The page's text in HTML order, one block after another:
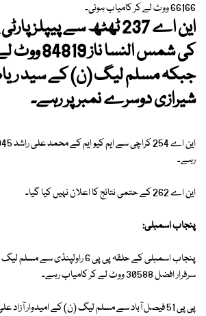
66166 ووٹ لے کر کامیاب ہوئی۔
این اے 237 ٹھٹھ سے پیپلز
کی شمس النسا
جبکہ مسلم لیگ (ن) کے سید
شیرازی دوسرے نمبر پر رہے۔
رہے۔
این اے 262 کے حتمی نتائج کا اعلان نہیں کیا گیا۔
پنجاب اسمبلی:
پنجاب اسمبلی کے حلقہ پی پی 6
سرفرار افضل 30588 ووٹ لے کر کامیاب رہے۔